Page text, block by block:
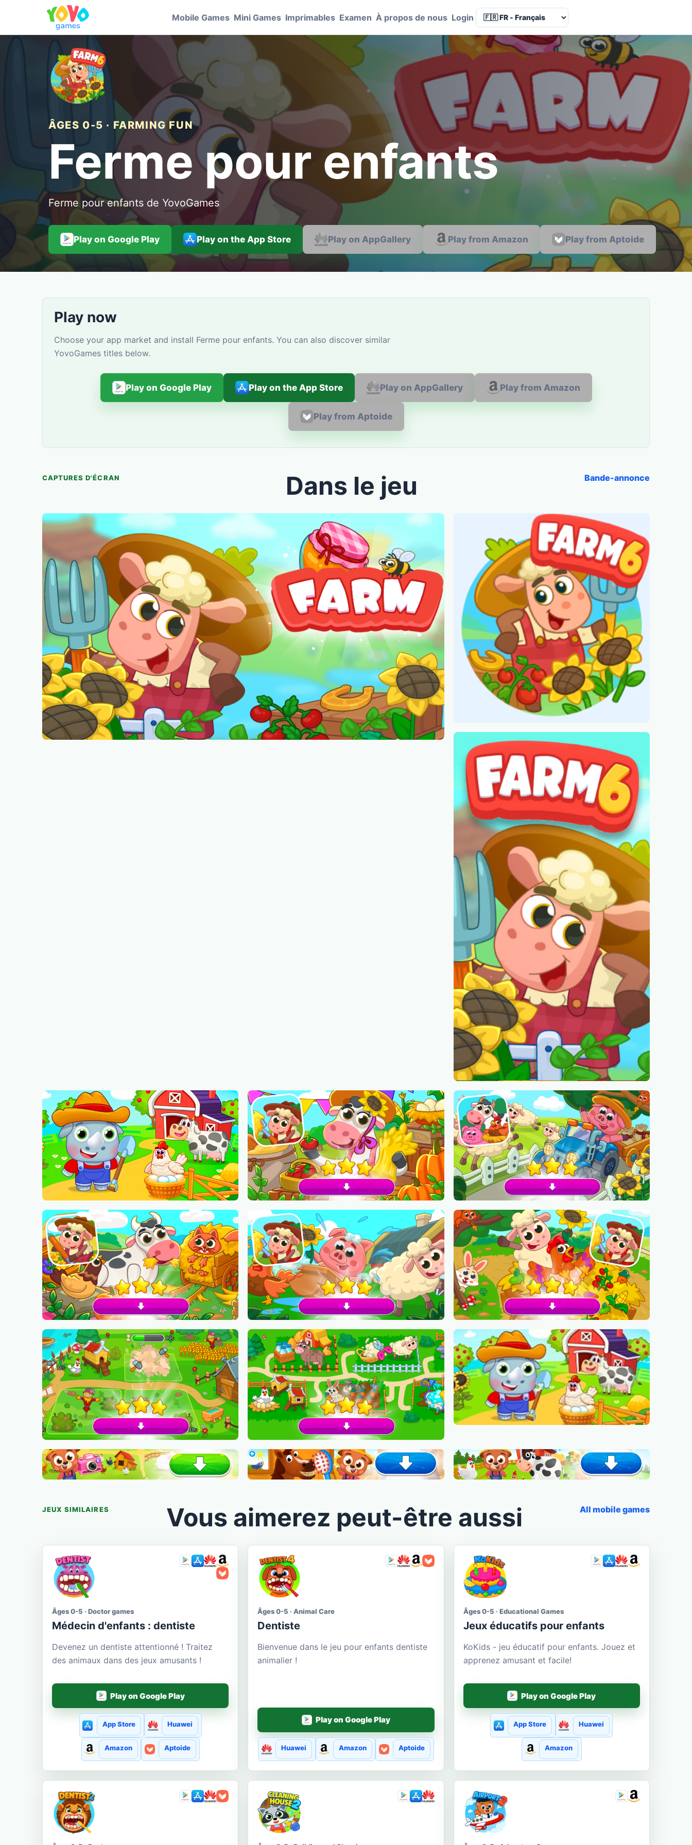
Mobile Games Mini Games Imprimables Examen À propos de nous Login Language
ÂGES 0-5 · FARMING FUN
Ferme pour enfants
Ferme pour enfants de YovoGames
Play on Google Play Play on the App Store Play on AppGallery Play from Amazon Play from Aptoide
Play now
Choose your app market and install Ferme pour enfants. You can also discover similar
YovoGames titles below.
Play on Google Play Play on the App Store Play on AppGallery Play from Amazon
Play from Aptoide
CAPTURES D'ÉCRAN Dans le jeu Bande-annonce
JEUX SIMILAIRES Vous aimerez peut-être aussi All mobile games
Âges 0-5 · Doctor games
Médecin d'enfants : dentiste
Devenez un dentiste attentionné ! Traitez
des animaux dans des jeux amusants !
Play on Google Play
App Store Huawei
Amazon Aptoide
Âges 0-5 · Animal Care
Dentiste
Bienvenue dans le jeu pour enfants dentiste
animalier !
Play on Google Play
Huawei Amazon Aptoide
Âges 0-5 · Educational Games
Jeux éducatifs pour enfants
KoKids - jeu éducatif pour enfants. Jouez et
apprenez amusant et facile!
Play on Google Play
App Store Huawei
Amazon